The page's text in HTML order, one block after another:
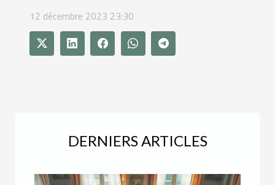
12 décembre 2023 23:30
DERNIERS ARTICLES